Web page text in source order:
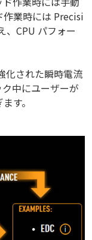
業時には Precisi
CPU パフォー
化された瞬時電流
中にユーザーが
す。